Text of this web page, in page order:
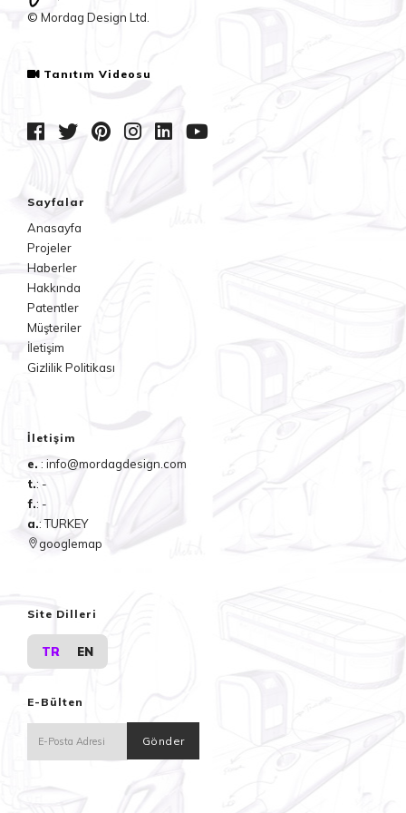
© Mordag Design Ltd.
Tanıtım Videosu
Sayfalar
Anasayfa
Projeler
Haberler
Hakkında
Patentler
Müşteriler
İletişim
Gizlilik Politikası
İletişim
e. : info@mordagdesign.com
t.: -
f.: -
a.: TURKEY
googlemap
Site Dilleri
TR EN
E-Bülten